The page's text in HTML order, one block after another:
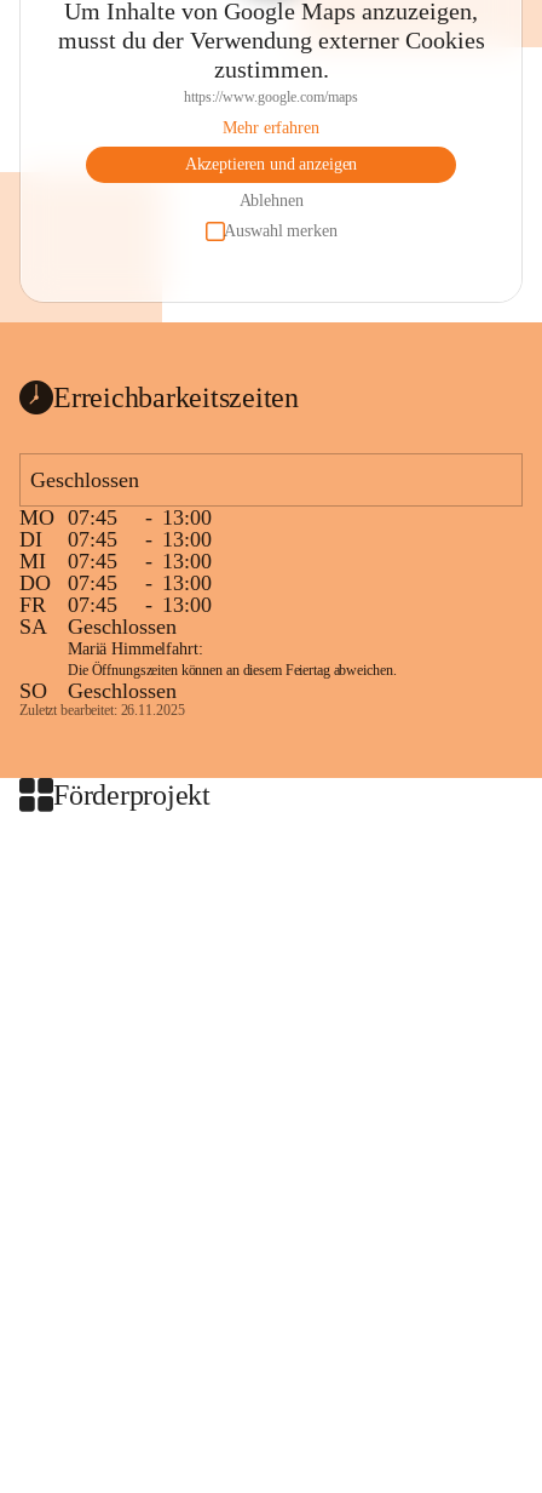
Um Inhalte von Google Maps anzuzeigen,
musst du der Verwendung externer Cookies
zustimmen.
https://www.google.com/maps
Mehr erfahren
Akzeptieren und anzeigen
Ablehnen
Auswahl merken
Erreichbarkeitszeiten
Geschlossen
MO 07:45 - 13:00
DI
07:45 - 13:00
MI
07:45 - 13:00
DO
07:45 - 13:00
FR
07:45 - 13:00
SA
Geschlossen
Mariä Himmelfahrt:
Die Öffnungszeiten können an diesem Feiertag abweichen.
SO Geschlossen
Zuletzt bearbeitet: 26.11.2025
Förderprojekt